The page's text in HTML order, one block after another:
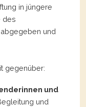
in jüngere
des
und
gegenüber:
und
und